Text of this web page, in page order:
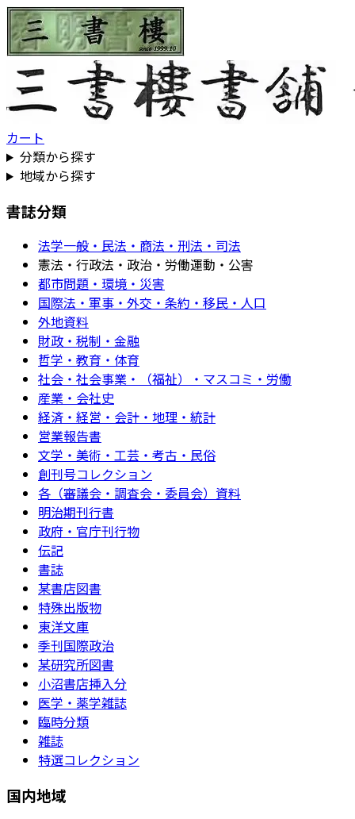
カート
分類から探す
地域から探す
書誌分類
法学一般・民法・商法・刑法・司法
憲法・行政法・政治・労働運動・公害
都市問題・環境・災害
国際法・軍事・外交・条約・移民・人口
外地資料
財政・税制・金融
哲学・教育・体育
社会・社会事業・（福祉）・マスコミ・労働
産業・会社史
経済・経営・会計・地理・統計
営業報告書
文学・美術・工芸・考古・民俗
創刊号コレクション
各（審議会・調査会・委員会）資料
明治期刊行書
政府・官庁刊行物
伝記
書誌
某書店図書
特殊出版物
東洋文庫
季刊国際政治
某研究所図書
小沼書店挿入分
医学・薬学雑誌
臨時分類
雑誌
特選コレクション
国内地域